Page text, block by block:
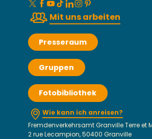
Mit uns arbeiten
Presseraum
Gruppen
Fotobibliothek
Wie kann ich anreisen?
Fremdenverkehrsamt Granville Terre et
2 rue Lecampion, 50400 Granville